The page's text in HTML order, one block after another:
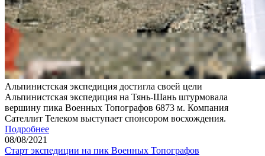
Альпинистская экспедиция достигла своей цели
Альпинистская экспедиция на Тянь-Шань штурмовала
вершину пика Военных Топографов 6873 м. Компания
Сателлит Телеком выступает спонсором восхождения.
Подробнее
08/08/2021
Старт экспедиции на пик Военных Топографов